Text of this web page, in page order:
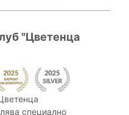
"Цветенца
специално